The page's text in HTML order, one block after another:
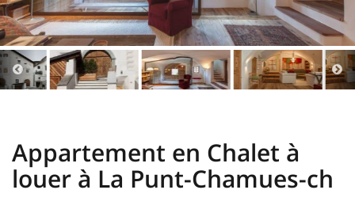
Appartement en Chalet à
louer à La Punt-Chamues-ch